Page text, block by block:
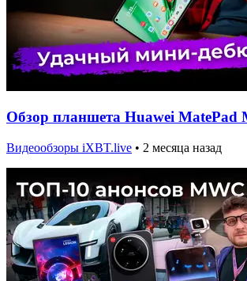
Обзор планшета Huawei MatePad
Видеообзоры iXBT.live • 2 месяца назад